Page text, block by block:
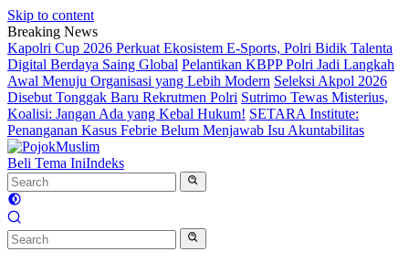
Skip to content
Breaking News
Kapolri Cup 2026 Perkuat Ekosistem E-Sports, Polri Bidik Talenta
Digital Berdaya Saing Global Pelantikan KBPP Polri Jadi Langkah
Awal Menuju Organisasi yang Lebih Modern Seleksi Akpol 2026
Disebut Tonggak Baru Rekrutmen Polri Sutrimo Tewas Misterius,
Koalisi: Jangan Ada yang Kebal Hukum! SETARA Institute:
Penanganan Kasus Febrie Belum Menjawab Isu Akuntabilitas
Beli Tema IniIndeks